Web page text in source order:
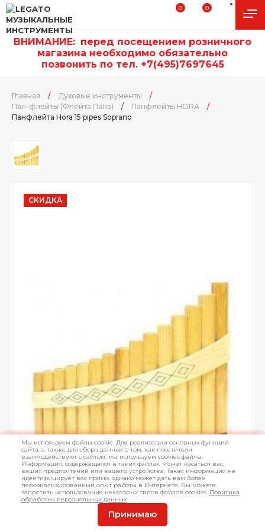
0 0
ВНИМАНИЕ: перед посещением розничного
магазина необходимо обязательно
позвонить по тел. +7(495)7697645
Главная / Духовые инструменты
/
Пан-флейты (Флейта Пана)
/ Панфлейты HORA
/
Панфлейта Hora 15 pipes Soprano
СКИДКА
Мы используем файлы cookie. Для реализации основных функций
сайта, а также для сбора данных о том, как посетители
взаимодействуют с сайтом, мы используем cookies-файлы.
Информация, содержащаяся в таких файлах, может касаться вас,
ваших предпочтений или вашего устройства. Такая информация не
идентифицирует вас прямо, однако может дать вам более
персонализированный опыт работы в Интернете. Вы можете
запретить использование некоторых типов файлов cookies. Политика
обработки персональных данных
Принимаю